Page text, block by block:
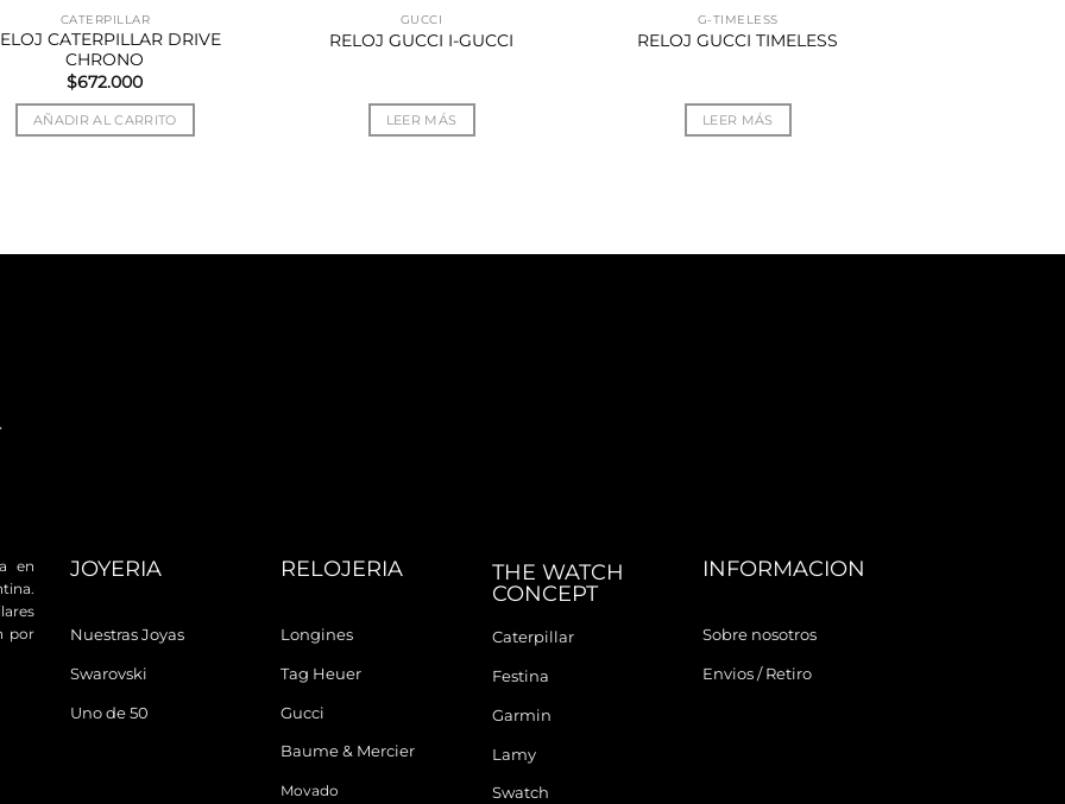
CATERPILLAR
CATERPILLAR DRIVE
CHRONO
$672.000
AÑADIR AL CARRITO
GUCCI
RELOJ GUCCI I-GUCCI
LEER MÁS
G-TIMELESS
RELOJ GUCCI TIMELESS
LEER MÁS
en
por
JOYERIA
Nuestras Joyas
Swarovski
Uno de 50
RELOJERIA
Longines
Tag Heuer
Gucci
Baume & Mercier
Movado
THE WATCH
CONCEPT
Caterpillar
Festina
Garmin
Lamy
Swatch
INFORMACION
Sobre nosotros
Envios / Retiro